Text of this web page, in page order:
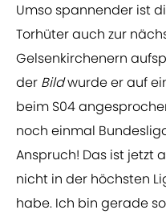
Umso spannender ist
Torhüter auch zur
Gelsenkirchenern
der Bildwurde er auf
beim S04
noch einmal
Anspruch! Das ist jetzt
nicht in der höchsten
habe. Ich bin gerade